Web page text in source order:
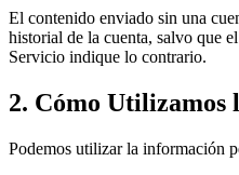
El contenido enviado sin una
historial de la cuenta, salvo que el
Servicio indique lo contrario.
2. Cómo
Podemos utilizar la información